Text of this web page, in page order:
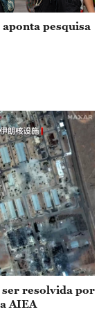
pesquisa
ser resolvida por
AIEA